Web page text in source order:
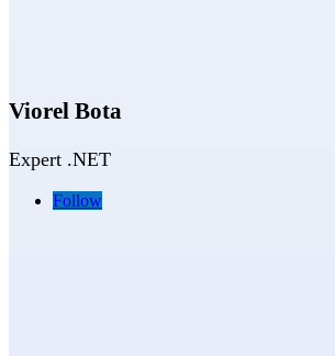
Viorel Bota
Expert .NET
Follow